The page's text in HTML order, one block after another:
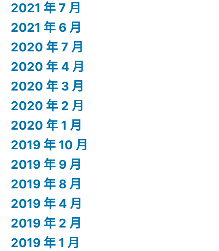
2021 年 7 月
2021 年 6 月
2020 年 7 月
2020 年 4 月
2020 年 3 月
2020 年 2 月
2020 年 1 月
2019 年 10 月
2019 年 9 月
2019 年 8 月
2019 年 4 月
2019 年 2 月
2019 年 1 月